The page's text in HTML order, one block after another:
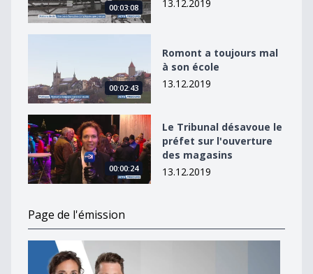
00:03:08
13.12.2019
00:02:43
Romont a toujours mal
à son école
13.12.2019
Le Tribunal désavoue le préfet sur l&#039;ouverture
00:00:24
Le Tribunal désavoue le
préfet sur l'ouverture
des magasins
13.12.2019
Page de l'émission